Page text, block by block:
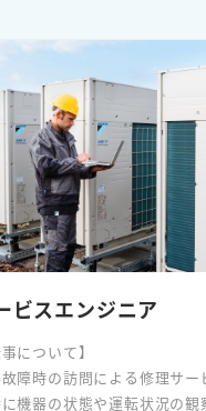
ビスエンジニア
事について】
障時の訪問による修理サー
機器の状態や運転状況の観